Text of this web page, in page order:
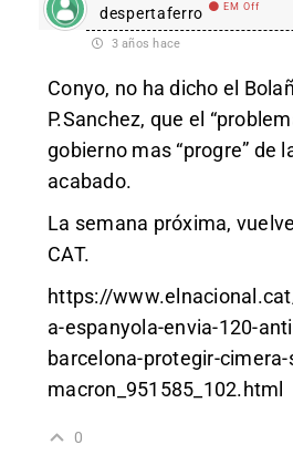
despertaferro EM Off
3 años hace
Conyo, no ha dicho el
P.Sanchez, que el
gobierno mas “progre” de
acabado.
La semana próxima,
CAT.
https://
a-espanyola-envia-120-
barcelona-protegir-cimera-
macron_951585_102.html
0